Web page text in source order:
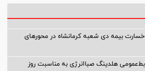
خسارت بیمه دی شعبه کرمانشاه در محورهای
هلدینگ صباانرژی به مناسبت روز